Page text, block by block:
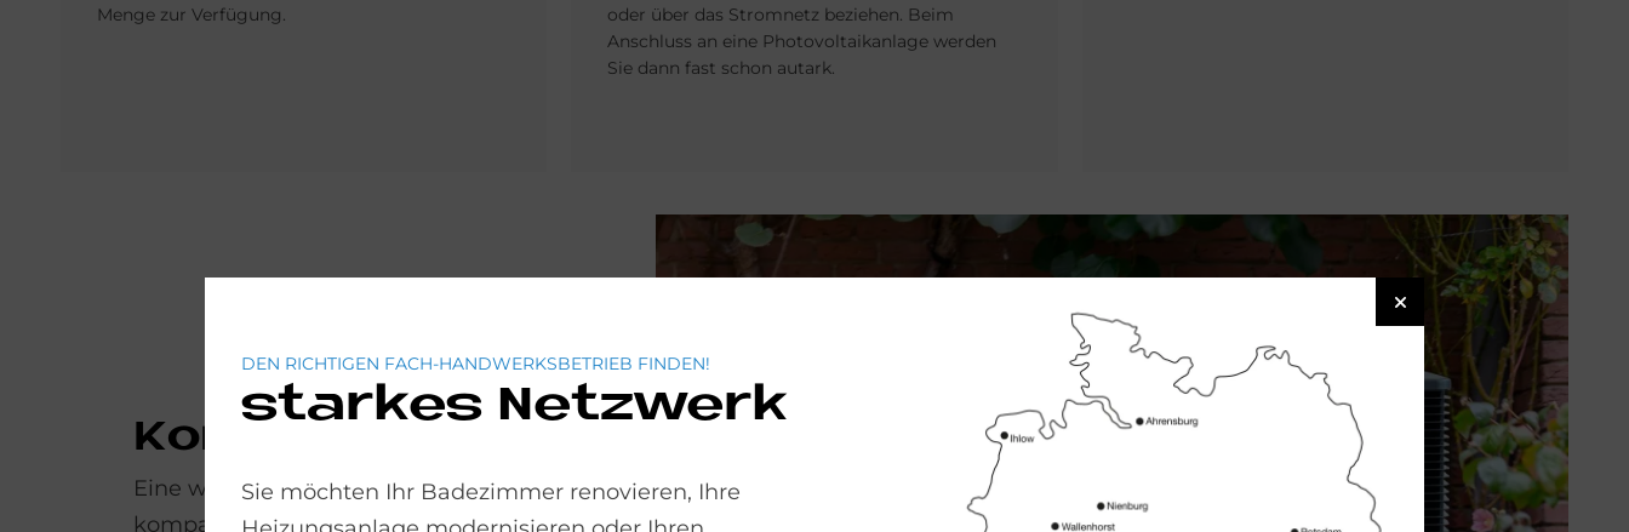
Menge zur Verfügung.
oder über das Stromnetz beziehen. Beim
Anschluss an eine Photovoltaikanlage werden
Sie dann fast schon autark.
Kom­pakt Maße
Eine weitere Besonderheit der SolvisLea Pro ist die
kompakte Größe der Außeneinheit: Wegen der
DEN RICHTIGEN FACH-HANDWERKSBETRIEB FINDEN!
starkes Netzwerk
Sie möchten Ihr Badezimmer renovieren, Ihre